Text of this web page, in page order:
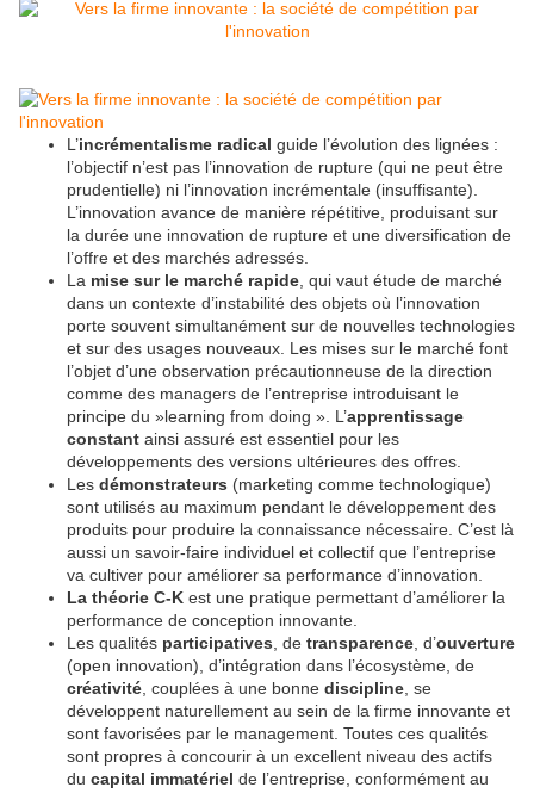
L’incrémentalisme radical guide l’évolution des lignées :
l’objectif n’est pas l’innovation de rupture (qui ne peut être
prudentielle) ni l’innovation incrémentale (insuffisante).
L’innovation avance de manière répétitive, produisant sur
la durée une innovation de rupture et une diversification de
l’offre et des marchés adressés.
La mise sur le marché rapide , qui vaut étude de marché
dans un contexte d’instabilité des objets où l’innovation
porte souvent simultanément sur de nouvelles technologies
et sur des usages nouveaux. Les mises sur le marché font
l’objet d’une observation précautionneuse de la direction
comme des managers de l’entreprise introduisant le
principe du »learning from doing ». L’apprentissage
constant ainsi assuré est essentiel pour les
développements des versions ultérieures des offres.
Les démonstrateurs (marketing comme technologique)
sont utilisés au maximum pendant le développement des
produits pour produire la connaissance nécessaire. C’est là
aussi un savoir-faire individuel et collectif que l’entreprise
va cultiver pour améliorer sa performance d’innovation.
La théorie C-K est une pratique permettant d’améliorer la
performance de conception innovante.
Les qualités participatives , de transparence , d’ouverture
(open innovation), d’intégration dans l’écosystème, de
créativité , couplées à une bonne discipline , se
développent naturellement au sein de la firme innovante et
sont favorisées par le management. Toutes ces qualités
sont propres à concourir à un excellent niveau des actifs
du capital immatériel de l’entreprise, conformément au